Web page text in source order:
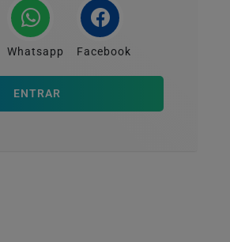
Whatsapp Facebook
ENTRAR